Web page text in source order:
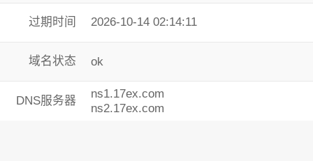
过期时间 2026-10-14 02:14:11
域名状态 ok
DNS服务器
ns1.17ex.com
ns2.17ex.com